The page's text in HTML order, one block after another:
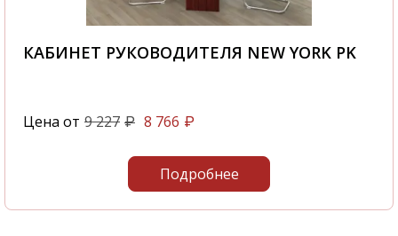
КАБИНЕТ РУКОВОДИТЕЛЯ NEW YORK PK
Цена от 9 227 ₽ 8 766 ₽
Подробнее